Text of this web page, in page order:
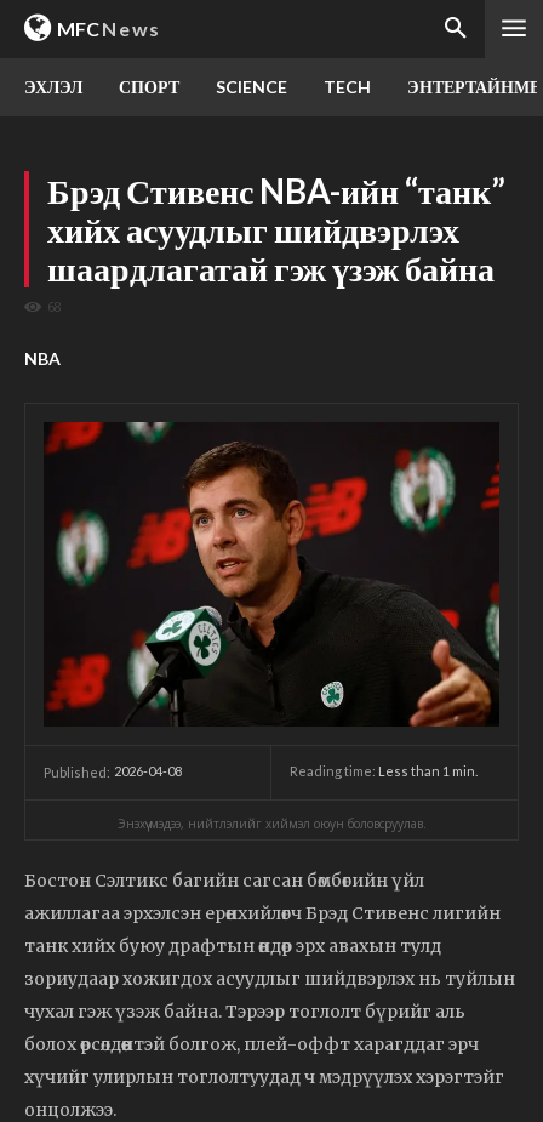
MFCNews
ЭХЛЭЛ СПОРТ SCIENCE TECH
Брэд Стивенс NBA-ийн “танк”
хийх асуудлыг шийдвэрлэх
шаардлагатай гэж үзэж байна
68
NBA
Published: 2026-04-08 Reading time: Less than 1 min.
Энэхүү мэдээ, нийтлэлийг хиймэл оюун боловсруулав.
Бостон Сэлтикс багийн сагсан бөмбөгийн үйл
ажиллагаа эрхэлсэн ерөнхийлөгч Брэд Стивенс лигийн
танк хийх буюу драфтын өндөр эрх авахын тулд
зориудаар хожигдох асуудлыг шийдвэрлэх нь туйлын
чухал гэж үзэж байна. Тэрээр тоглолт бүрийг аль
болох өрсөлдөөнтэй болгож, плей-оффт харагддаг эрч
хүчийг улирлын тоглолтуудад ч мэдрүүлэх хэрэгтэйг
онцолжээ.